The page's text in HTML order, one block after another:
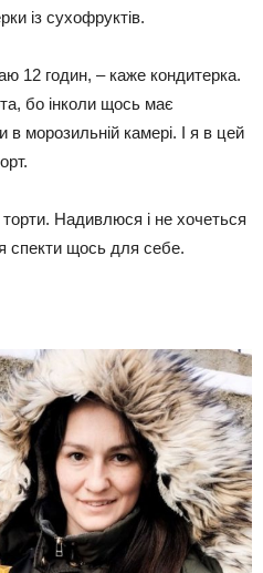
із сухофруктів.
12 годин, – каже кондитерка.
бо інколи щось має
в морозильній камері. І я в цей
Надивлюся і не хочеться
спекти щось для себе.